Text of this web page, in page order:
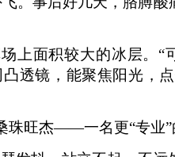
上面积较大的冰层。“
透镜，能聚焦阳光，
珠旺杰——一名更“专业”